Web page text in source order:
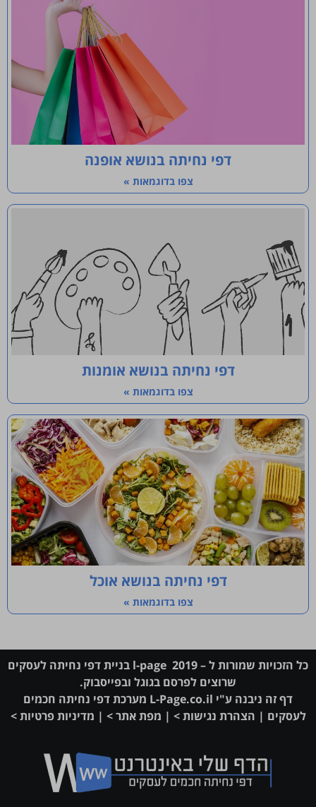
דפי נחיתה בנושא אופנה
צפו בדוגמאות »
דפי נחיתה בנושא אומנות
צפו בדוגמאות »
דפי נחיתה בנושא אוכל
צפו בדוגמאות »
כל הזכויות שמורות ל – l-page 2019 בניית דפי נחיתה לעסקים
שרוצים לפרסם בגוגל ובפייסבוק.
דף זה ניבנה ע"י L-Page.co.il מערכתדפי נחיתה חכמים
לעסקים | הצהרת נגישות > | מפת אתר > | מדיניות פרטיות >